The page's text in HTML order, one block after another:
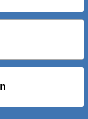
CITTA’ LE NOVE
CON
DELLE